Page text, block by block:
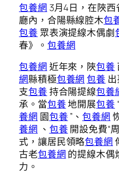
包養網 3月4日，在陜
廳內，合陽縣線腔木包
包養眾表演提線木偶劇
春》。 包養網
包養網近年來，陜包養
網縣積極包養網 包養
支包養持合陽提線包養
承。當包養地開展包養 “
養網 園包養”、包養網
養網 、 包養開設免費“
式，讓居民領略包養網
古老包養網的提線木偶
力。